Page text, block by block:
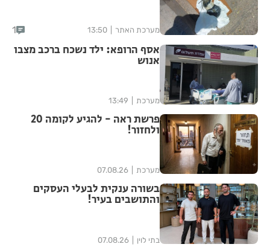
מערכת האתר 13:50
1
אסף הרופא: ילד נשכח ברכב מצבו
אנוש
מערכת 13:49
פרשת ראה - להגיע לקומה 20
ולחזור!
מערכת 07.08.26
בשורה ענקית לבעלי העסקים
והתושבים בעיר!
בתי לוין 07.08.26